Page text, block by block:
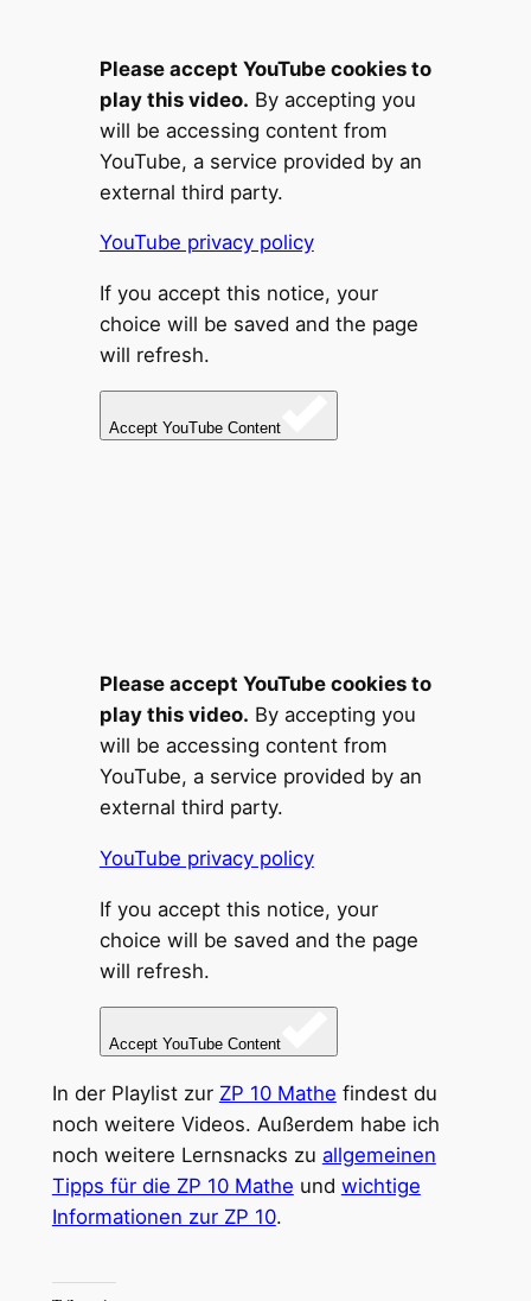
Please accept YouTube cookies to
play this video. By accepting you
will be accessing content from
YouTube, a service provided by an
external third party.
YouTube privacy policy
If you accept this notice, your
choice will be saved and the page
will refresh.
Accept YouTube Content
Please accept YouTube cookies to
play this video. By accepting you
will be accessing content from
YouTube, a service provided by an
external third party.
YouTube privacy policy
If you accept this notice, your
choice will be saved and the page
will refresh.
Accept YouTube Content
In der Playlist zur ZP 10 Mathe findest du
noch weitere Videos. Außerdem habe ich
noch weitere Lernsnacks zu allgemeinen
Tipps für die ZP 10 Mathe und wichtige
Informationen zur ZP 10.